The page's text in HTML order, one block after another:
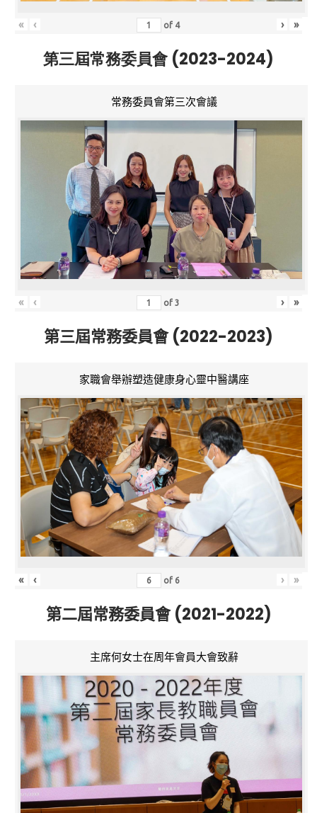
« ‹ of 4 › »
第三屆常務委員會 (2023-2024)
常務委員會第三次會議
« ‹ of3 › »
第三屆常務委員會 (2022-2023)
家職會舉辦塑造健康身心靈中醫講座
« ‹ of 6 › »
第二屆常務委員會 (2021-2022)
主席何女士在周年會員大會致辭